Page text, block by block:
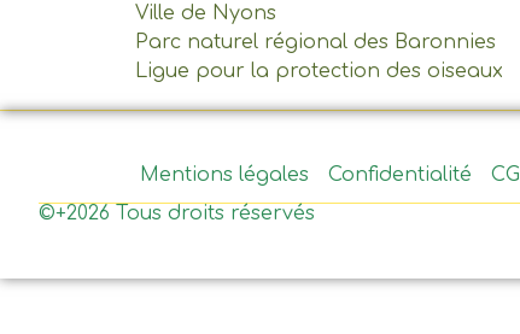
Ville de Nyons
Parc naturel régional des Baronnies
Ligue pour la protection des oiseaux
Mentions légales
Confidentialité
©+2026 Tous droits réservés